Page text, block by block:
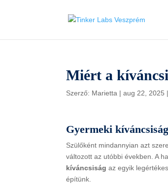
Miért a
Szerző: Marietta |aug 22, 2025
Gyermeki
Szülőként mindannyian azt
változott az utóbbi években. A
kíváncsiság az egyik
építünk.